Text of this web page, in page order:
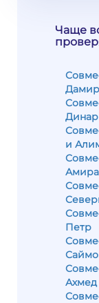
Чаще
Дамир
Динар
и
Петр
Ахмед